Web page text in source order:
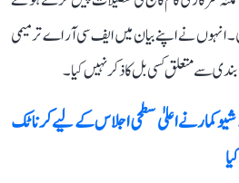
انہوں نے اپنے بیان میں ایف سی آر اے ترمیمی
سے متعلق کسی بل کا ذکر نہیں کیا۔
نے اعلیٰ سطحی اجلاس کے لیے کرناٹک